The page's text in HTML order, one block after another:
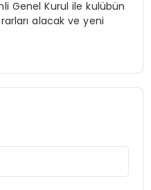
Genel Kurul ile kulübün
alacak ve yeni